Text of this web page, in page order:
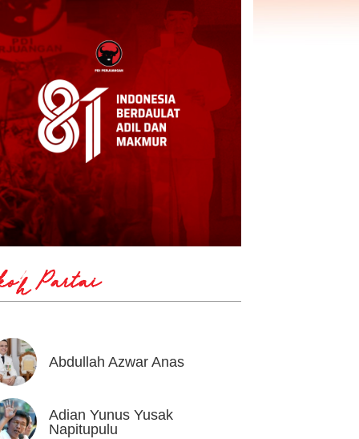
Partai
Abdullah Azwar Anas
Adian Yunus Yusak
Napitupulu